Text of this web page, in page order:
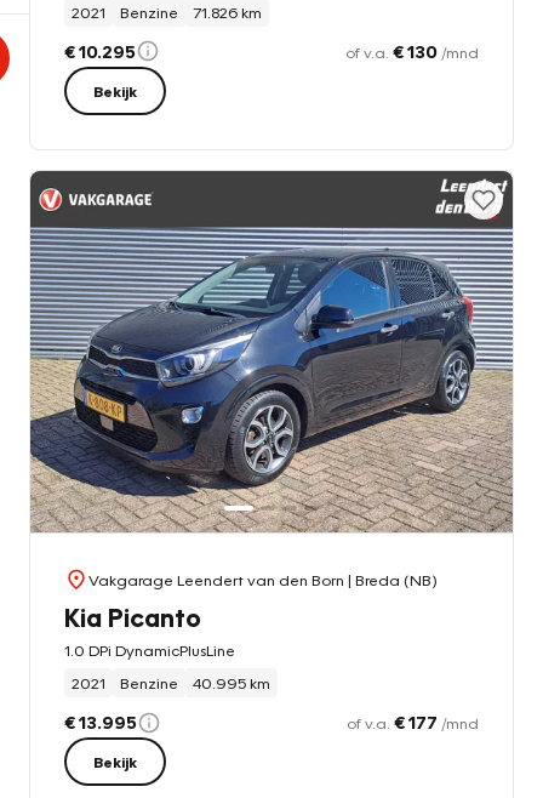
2021
Benzine 71.826 km
€ 10.295 of v.a. € 130 /mnd
Bekijk
Vakgarage Leendert van den Born | Breda (NB)
Kia Picanto
1.0 DPi DynamicPlusLine
2021
Benzine 40.995 km
€ 13.995 of v.a. € 177 /mnd
Bekijk